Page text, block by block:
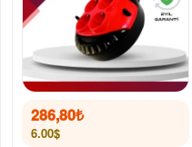
286,80₺
6.00$